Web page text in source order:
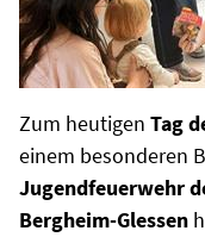
Zum heutigen Tag
einem besonderen
Jugendfeuerwehr
Bergheim-Glessen